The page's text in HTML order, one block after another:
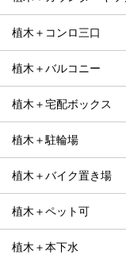
植木＋コンロ三口
植木＋バルコニー
植木＋宅配ボックス
植木＋駐輪場
植木＋バイク置き場
植木＋ペット可
植木＋本下水